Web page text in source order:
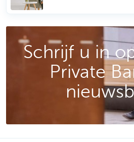
Schrijf u in
Private